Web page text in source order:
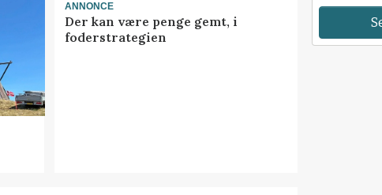
ANNONCE
Der kan være penge gemt, i
foderstrategien